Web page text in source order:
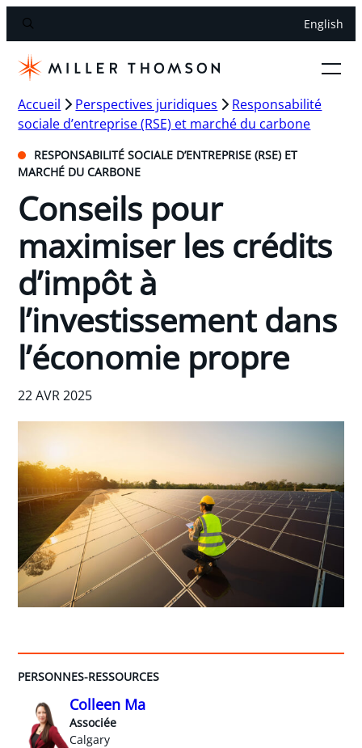
English
Accueil Perspectives juridiques
Responsabilité
sociale d’entreprise (RSE) et marché du carbone
RESPONSABILITÉ SOCIALE D’ENTREPRISE (RSE) ET
MARCHÉ DU CARBONE
Conseils pour
maximiser les crédits
d’impôt à
l’investissement dans
l’économie propre
22 AVR 2025
PERSONNES-RESSOURCES
Colleen Ma
Associée
Calgary